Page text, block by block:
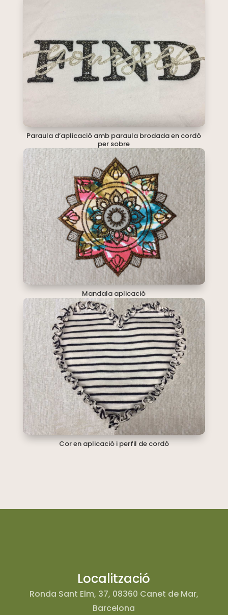
Paraula d’aplicació amb paraula brodada en cordó
per sobre
Mandala aplicació
Cor en aplicació i perfil de cordó
Localització
Ronda Sant Elm, 37, 08360 Canet de Mar,
Barcelona